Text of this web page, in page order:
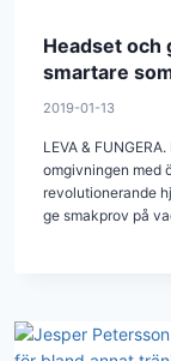
Headset och
smartare
2019-01-13
LEVA &
omgivningen med
revolutionerande
ge smakprov på